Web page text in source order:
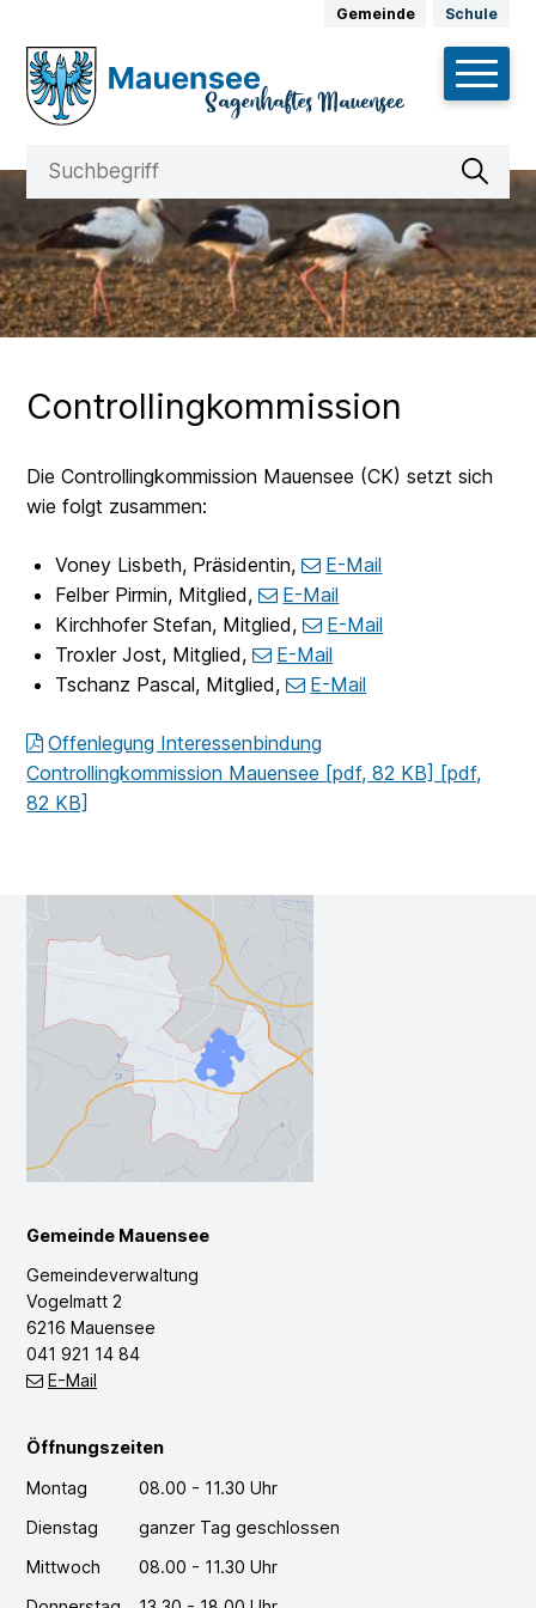
Navigieren in Mauensee
Gemeinde Schule
Suche
Suchbegriff
Controllingkommission
Die Controllingkommission Mauensee (CK) setzt sich
wie folgt zusammen:
Voney Lisbeth, Präsidentin,
E-Mail
Felber Pirmin, Mitglied,
E-Mail
Kirchhofer Stefan, Mitglied,
E-Mail
Troxler Jost, Mitglied,
E-Mail
Tschanz Pascal, Mitglied,
E-Mail
Offenlegung Interessenbindung
Controllingkommission Mauensee [pdf, 82 KB] [pdf,
82 KB]
Footer
Gemeinde Mauensee
Gemeindeverwaltung
Vogelmatt 2
6216 Mauensee
041 921 14 84
E-Mail
Öffnungszeiten
Montag
08.00 - 11.30 Uhr
Dienstag
ganzer Tag geschlossen
Mittwoch
08.00 - 11.30 Uhr